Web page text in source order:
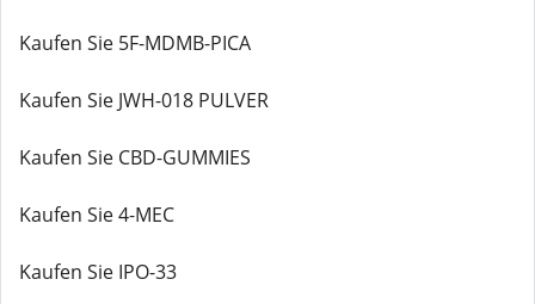
Kaufen Sie 5F-MDMB-PICA
Kaufen Sie JWH-018 PULVER
Kaufen Sie CBD-GUMMIES
Kaufen Sie 4-MEC
Kaufen Sie IPO-33